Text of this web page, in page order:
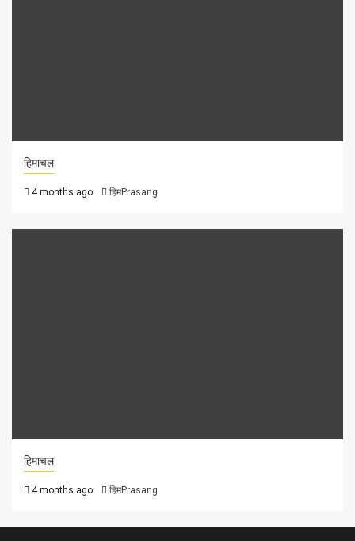
हिमाचल
4 months ago हिमPrasang
हिमाचल
4 months ago हिमPrasang